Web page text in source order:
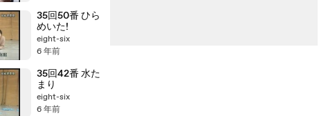
35回50番 ひら
めいた!
eight-six
6 年前
35回42番 水た
まり
eight-six
6 年前